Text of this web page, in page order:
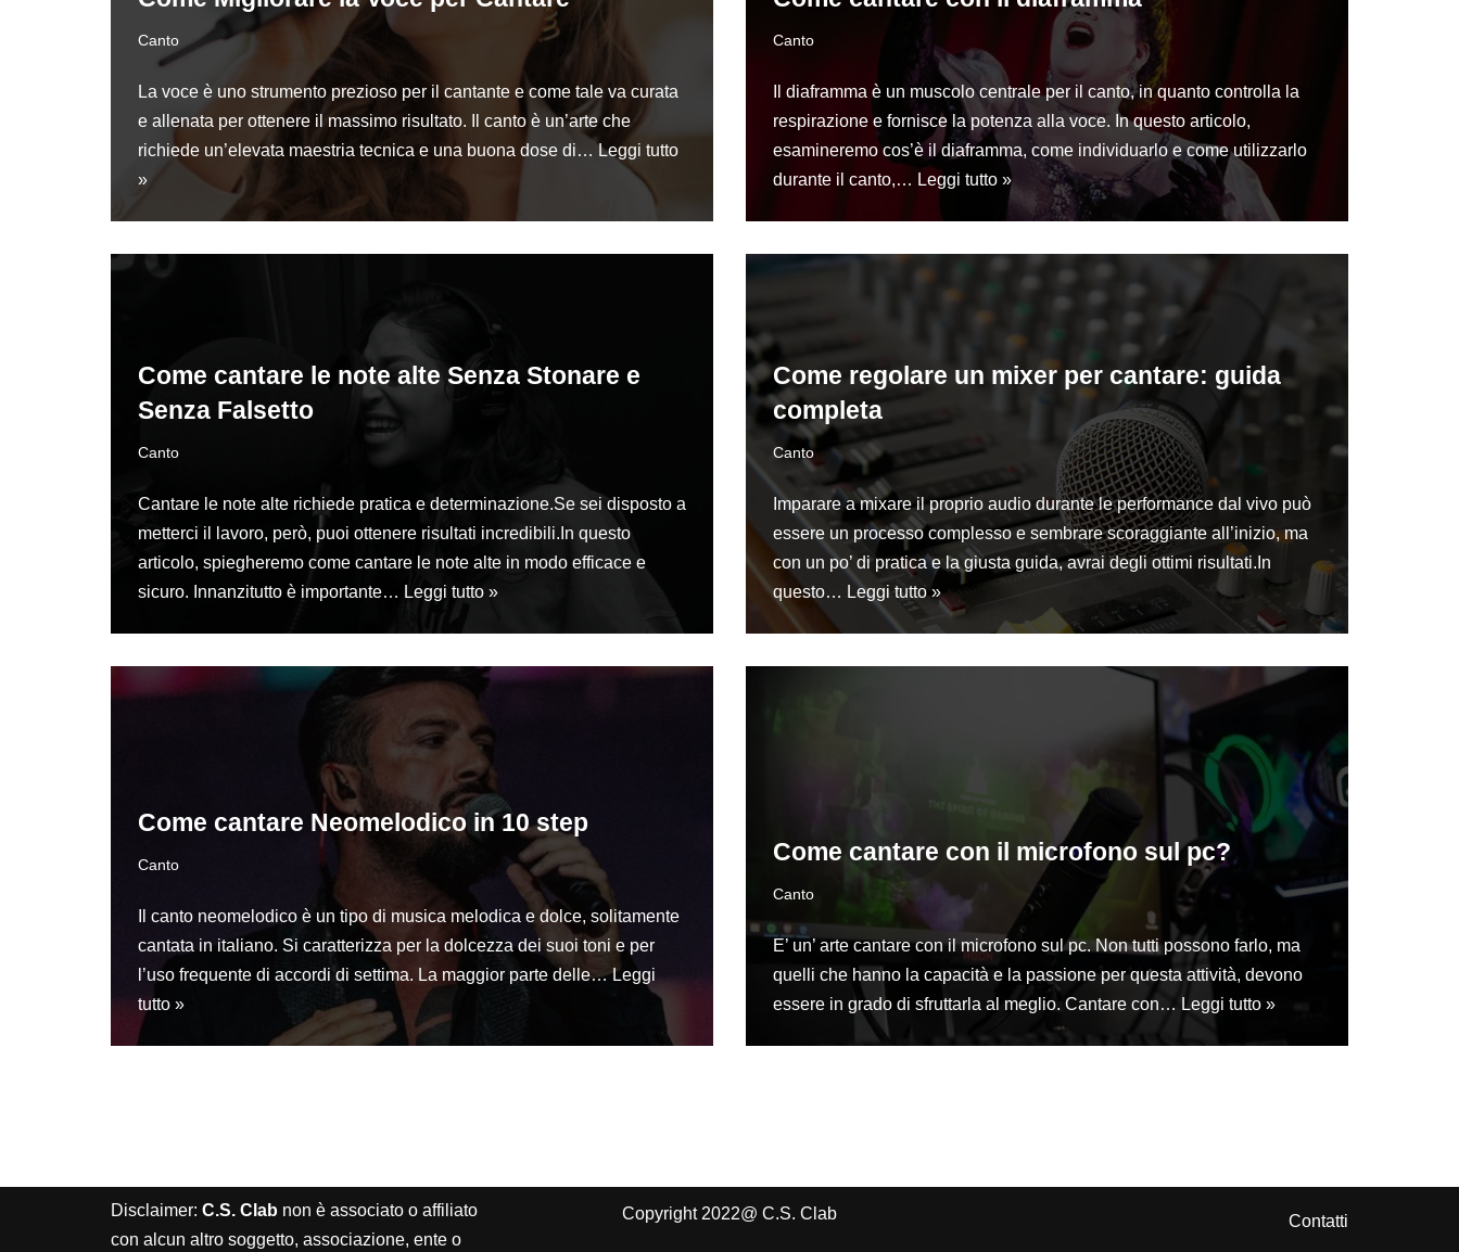
Canto
La voce è uno strumento prezioso per il cantante e come tale va curata
e allenata per ottenere il massimo risultato. Il canto è un’arte che
richiede un’elevata maestria tecnica e una buona dose di… Leggi tutto
»
Canto
Il diaframma è un muscolo centrale per il canto, in quanto controlla la
respirazione e fornisce la potenza alla voce. In questo articolo,
esamineremo cos’è il diaframma, come individuarlo e come utilizzarlo
durante il canto,… Leggi tutto »
Come cantare le note alte Senza Stonare e
Senza Falsetto
Canto
Cantare le note alte richiede pratica e determinazione.Se sei disposto a
metterci il lavoro, però, puoi ottenere risultati incredibili.In questo
articolo, spiegheremo come cantare le note alte in modo efficace e
sicuro. Innanzitutto è importante… Leggi tutto »
Come regolare un mixer per cantare: guida
completa
Canto
Imparare a mixare il proprio audio durante le performance dal vivo può
essere un processo complesso e sembrare scoraggiante all’inizio, ma
con un po’ di pratica e la giusta guida, avrai degli ottimi risultati.In
questo… Leggi tutto »
Come cantare Neomelodico in 10 step
Canto
Il canto neomelodico è un tipo di musica melodica e dolce, solitamente
cantata in italiano. Si caratterizza per la dolcezza dei suoi toni e per
l’uso frequente di accordi di settima. La maggior parte delle…Leggi
tutto »
Come cantare con il microfono sul pc?
Canto
E’ un’ arte cantare con il microfono sul pc. Non tutti possono farlo, ma
quelli che hanno la capacità e la passione per questa attività, devono
essere in grado di sfruttarla al meglio. Cantare con… Leggi tutto »
Disclaimer: C.S. Clab non è associato o affiliato
con alcun altro soggetto, associazione, ente o
Copyright 2022@ C.S. Clab Contatti